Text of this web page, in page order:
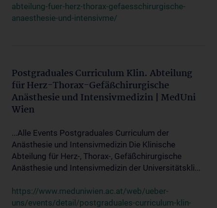
abteilung-fuer-herz-thorax-gefaesschirurgische-
anaesthesie-und-intensivme/
Postgraduales Curriculum Klin. Abteilung
für Herz-Thorax-Gefäßchirurgische
Anästhesie und Intensivmedizin | MedUni
Wien
...Alle Events Postgraduales Curriculum der
Anästhesie und Intensivmedizin Die Klinische
Abteilung für Herz-, Thorax-, Gefäßchirurgische
Anästhesie und Intensivmedizin der Universitätskli...
https://www.meduniwien.ac.at/web/ueber-
uns/events/detail/postgraduales-curriculum-klin-